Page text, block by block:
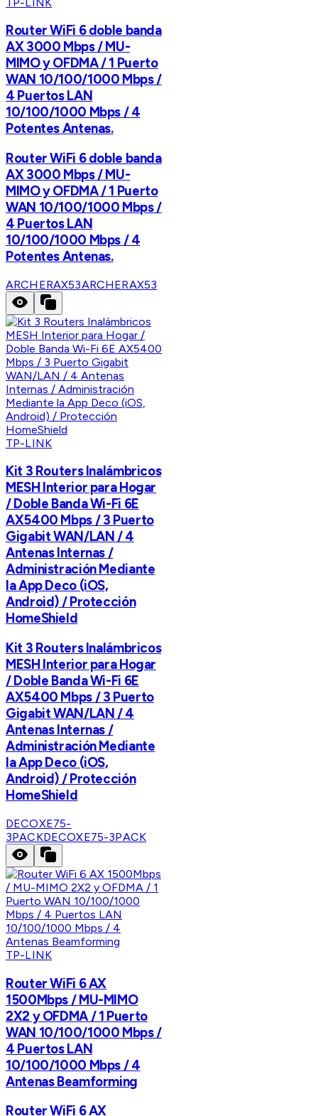
Router WiFi 6 doble banda
AX 3000 Mbps / MU-
MIMO y OFDMA / 1 Puerto
WAN 10/100/1000 Mbps /
4 Puertos LAN
10/100/1000 Mbps / 4
Potentes Antenas.
Router WiFi 6 doble banda
AX 3000 Mbps / MU-
MIMO y OFDMA / 1 Puerto
WAN 10/100/1000 Mbps /
4 Puertos LAN
10/100/1000 Mbps / 4
Potentes Antenas.
ARCHERAX53ARCHERAX53
TP-LINK
Kit 3 Routers Inalámbricos
MESH Interior para Hogar
/ Doble Banda Wi-Fi 6E
AX5400 Mbps / 3 Puerto
Gigabit WAN/LAN / 4
Antenas Internas /
Administración Mediante
la App Deco (iOS,
Android) / Protección
HomeShield
Kit 3 Routers Inalámbricos
MESH Interior para Hogar
/ Doble Banda Wi-Fi 6E
AX5400 Mbps / 3 Puerto
Gigabit WAN/LAN / 4
Antenas Internas /
Administración Mediante
la App Deco (iOS,
Android) / Protección
HomeShield
DECOXE75-
3PACKDECOXE75-3PACK
TP-LINK
Router WiFi 6 AX
1500Mbps / MU-MIMO
2X2 y OFDMA / 1 Puerto
WAN 10/100/1000 Mbps /
4 Puertos LAN
10/100/1000 Mbps / 4
Antenas Beamforming
Router WiFi 6 AX